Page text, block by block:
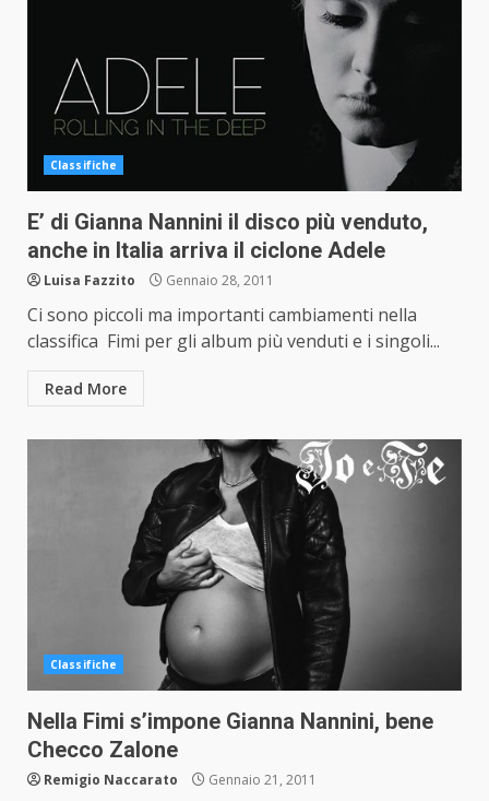
Classifiche
E’ di Gianna Nannini il disco più venduto,
anche in Italia arriva il ciclone Adele
Luisa Fazzito Gennaio 28, 2011
Ci sono piccoli ma importanti cambiamenti nella
classifica Fimi per gli album più venduti e i singoli...
Read More
Classifiche
Nella Fimi s’impone Gianna Nannini, bene
Checco Zalone
Remigio Naccarato Gennaio 21, 2011